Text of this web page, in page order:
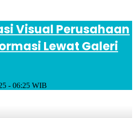
Visual Perusahaan
Lewat Galeri
- 06:25 WIB